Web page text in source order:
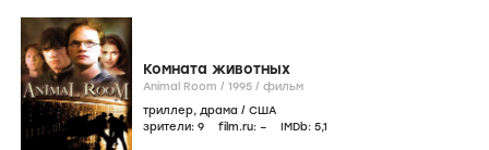
Комната животных
Animal Room / 1995 / фильм
триллер, драма / США
зрители: 9 film.ru: – IMDb: 5,1